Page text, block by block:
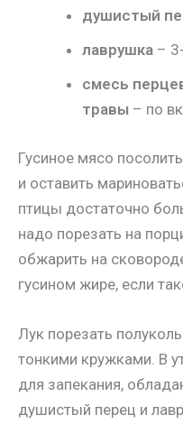
душистый
лаврушка –
смесь
травы – по
Гусиное мясо
и оставить
птицы достаточно
надо порезать на
обжарить на
гусином жире, если
Лук порезать
тонкими кружками. В
для запекания,
душистый перец и